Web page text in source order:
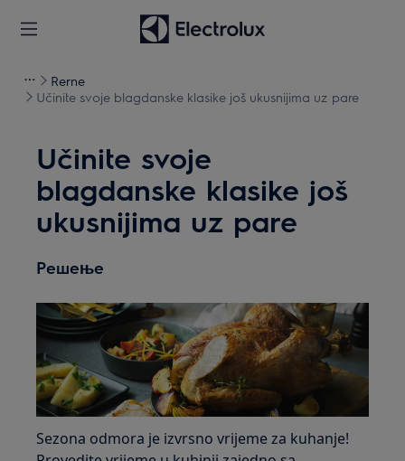
Rerne
Učinite svoje blagdanske klasike još ukusnijima uz pare
Učinite svoje
blagdanske klasike još
ukusnijima uz pare
Решење
Sezona odmora je izvrsno vrijeme za kuhanje!